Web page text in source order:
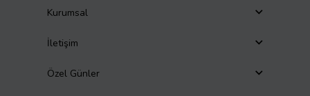
Kurumsal
İletişim
Özel Günler